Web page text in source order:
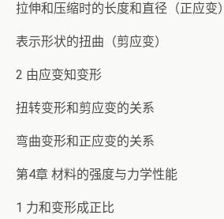
拉伸和压缩时的长度和直径（正应变）
表示形状的扭曲（剪应变）
2 由应变知变形
扭转变形和剪应变的关系
弯曲变形和正应变的关系
第4章 材料的强度与力学性能
1 力和变形成正比